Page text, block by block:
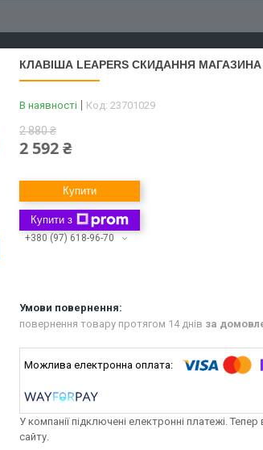
КЛАВІША LEAPERS СКИДАННЯ
В наявності Код: 23701029
2 880 ₴
2 592 ₴
Купити
Купити з
+380 (97) 618-96-70
повернення товару протягом 14 днів за
У компанії підключені електронні платежі.
сайту.